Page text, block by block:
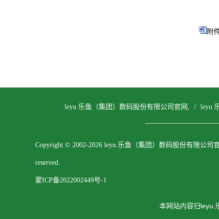
附
leyu.乐鱼（集团）数码股份有限公司官网, / leyu.
Copyright © 2002-2026 leyu.乐鱼（集团）数码股份有限公司
reserved.
蒙ICP备2022002449号-1
本网站内容归leyu.